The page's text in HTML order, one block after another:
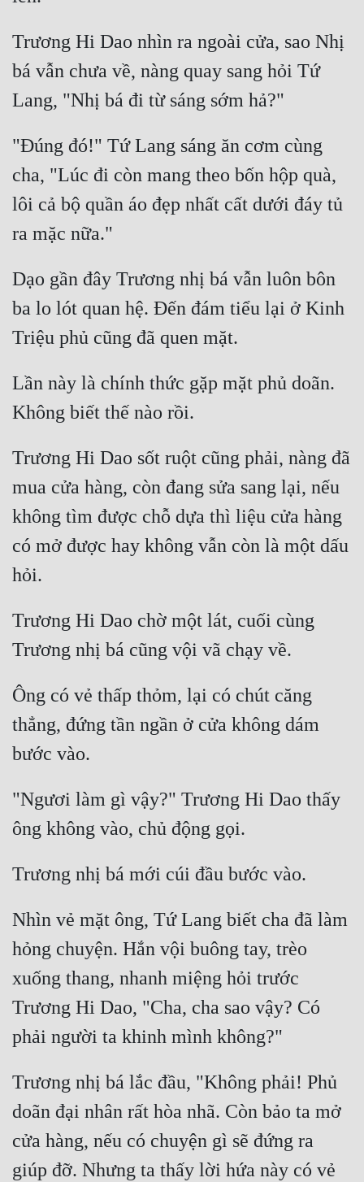
Trương Hi Dao nhìn ra ngoài cửa, sao Nhị
bá vẫn chưa về, nàng quay sang hỏi Tứ
"Đúng đó!" Tứ Lang sáng ăn cơm cùng
cha, "Lúc đi còn mang theo bốn hộp quà,
lôi cả bộ quần áo đẹp nhất cất dưới đáy tủ
Dạo gần đây Trương nhị bá vẫn luôn bôn
ba lo lót quan hệ. Đến đám tiểu lại ở Kinh
Lần này là chính thức gặp mặt phủ doãn.
Trương Hi Dao sốt ruột cũng phải, nàng đã
mua cửa hàng, còn đang sửa sang lại, nếu
không tìm được chỗ dựa thì liệu cửa hàng
có mở được hay không vẫn còn là một dấu
Trương Hi Dao chờ một lát, cuối cùng
Ông có vẻ thấp thỏm, lại có chút căng
thẳng, đứng tần ngần ở cửa không dám
"Ngươi làm gì vậy?" Trương Hi Dao thấy
Nhìn vẻ mặt ông, Tứ Lang biết cha đã làm
hỏng chuyện. Hắn vội buông tay, trèo
xuống thang, nhanh miệng hỏi trước
Trương Hi Dao, "Cha, cha sao vậy? Có
Trương nhị bá lắc đầu, "Không phải! Phủ
doãn đại nhân rất hòa nhã. Còn bảo ta mở
cửa hàng, nếu có chuyện gì sẽ đứng ra
giúp đỡ. Nhưng ta thấy lời hứa này có vẻ